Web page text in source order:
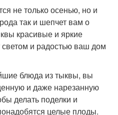
не только осенью, но и
так и шепчет вам о
красивые и яркие
светом и радостью ваш дом
блюда из тыквы, вы
и даже нарезанную
делать поделки и
целые плоды.